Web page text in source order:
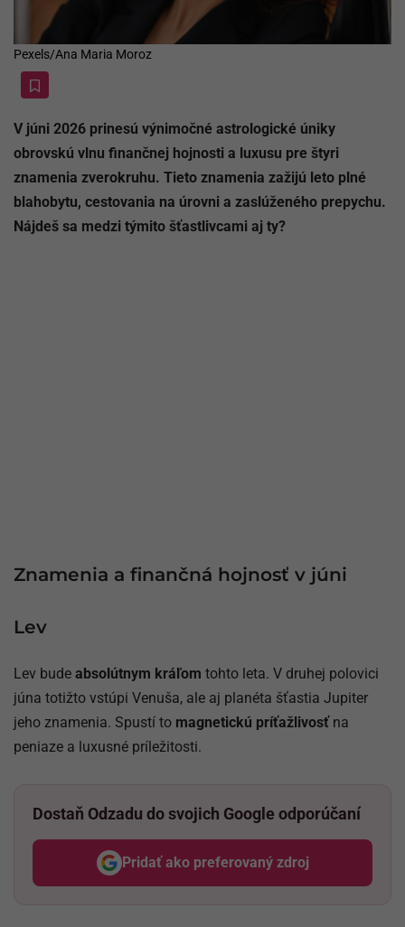
Pexels/Ana Maria Moroz
V júni 2026 prinesú výnimočné astrologické úniky
obrovskú vlnu finančnej hojnosti a luxusu pre štyri
znamenia zverokruhu. Tieto znamenia zažijú leto plné
blahobytu, cestovania na úrovni a zaslúženého prepychu.
Nájdeš sa medzi týmito šťastlivcami aj ty?
Znamenia a finančná hojnosť v júni
Lev
Lev bude absolútnym kráľom tohto leta. V druhej polovici
júna totižto vstúpi Venuša, ale aj planéta šťastia Jupiter
jeho znamenia. Spustí to magnetickú príťažlivosťna
peniaze a luxusné príležitosti.
Dostaň Odzadu do svojich Google odporúčaní
Pridať ako preferovaný zdroj
Odzadu, odkaz sa otvorí v